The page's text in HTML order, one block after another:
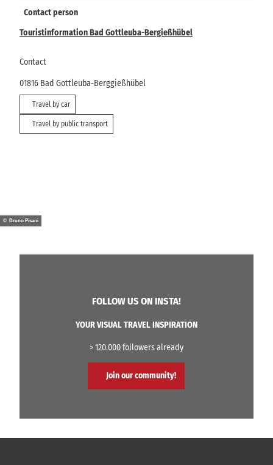
Contact person
Touristinformation Bad Gottleuba-Bergießhübel
Contact
01816 Bad Gottleuba-Berggießhübel
Travel by car
Travel by public transport
© Bruno Pisani
FOLLOW US ON INSTA!
YOUR VISUAL TRAVEL INSPIRATION
> 120.000 followers already
Join our community!